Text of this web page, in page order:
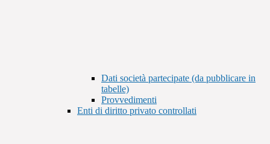
Dati società partecipate (da pubblicare in
tabelle)
Provvedimenti
Enti di diritto privato controllati